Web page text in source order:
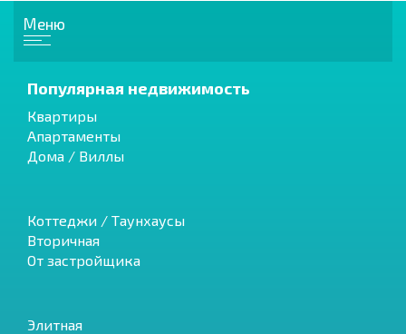
Меню
Популярная недвижимость
Квартиры
Апартаменты
Дома / Виллы
Коттеджи / Таунхаусы
Вторичная
От застройщика
Элитная